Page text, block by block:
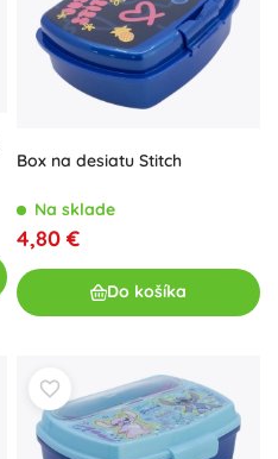
Box na desiatu Stitch
Na sklade
4,80 €
Do košíka